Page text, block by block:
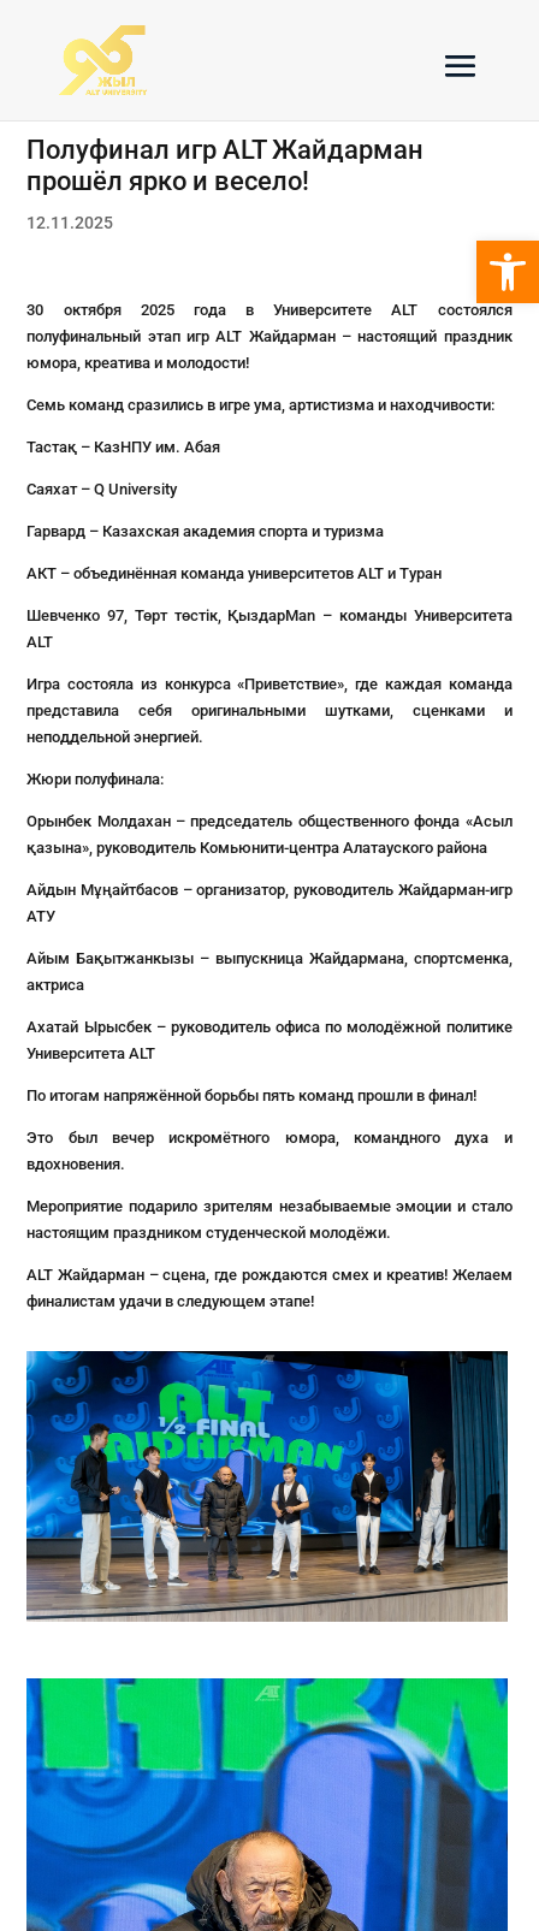
Полуфинал игр ALT Жайдарман
прошёл ярко и весело!
12.11.2025
30 октября 2025 года в Университете ALT состоялся
полуфинальный этап игр ALT Жайдарман – настоящий праздник
юмора, креатива и молодости!
Семь команд сразились в игре ума, артистизма и находчивости:
Тастақ – КазНПУ им. Абая
Саяхат – Q University
Гарвард – Казахская академия спорта и туризма
АКТ – объединённая команда университетов ALT и Туран
Шевченко 97, Төрт төстік, ҚыздарMan – команды Университета
ALT
Игра состояла из конкурса «Приветствие», где каждая команда
представила себя оригинальными шутками, сценками и
неподдельной энергией.
Жюри полуфинала:
Орынбек Молдахан – председатель общественного фонда «Асыл
қазына», руководитель Комьюнити-центра Алатауского района
Айдын Мұңайтбасов – организатор, руководитель Жайдарман-игр
АТУ
Айым Бақытжанкызы – выпускница Жайдармана, спортсменка,
актриса
Ахатай Ырысбек – руководитель офиса по молодёжной политике
Университета ALT
По итогам напряжённой борьбы пять команд прошли в финал!
Это был вечер искромётного юмора, командного духа и
вдохновения.
Мероприятие подарило зрителям незабываемые эмоции и стало
настоящим праздником студенческой молодёжи.
ALT Жайдарман – сцена, где рождаются смех и креатив! Желаем
финалистам удачи в следующем этапе!